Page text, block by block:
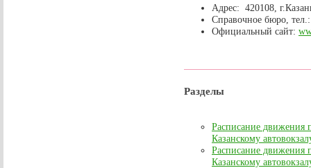
Адрес: 420108,
Справочное бюро,
Официальный сайт:
Разделы
Расписание движения
Казанскому
Расписание движения
Казанскому